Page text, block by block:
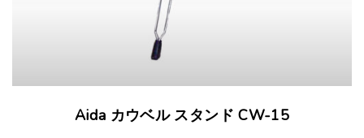
Aida カウベル スタンド CW-15